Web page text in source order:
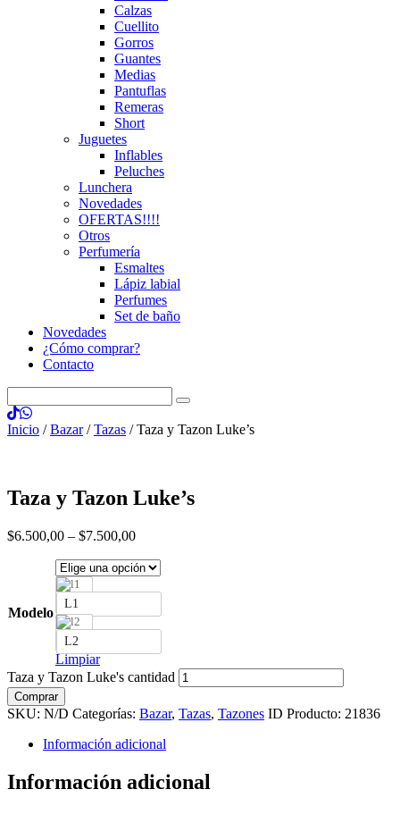
Calzas
Cuellito
Gorros
Guantes
Medias
Pantuflas
Remeras
Short
Juguetes
Inflables
Peluches
Lunchera
Novedades
OFERTAS!!!!
Otros
Perfumería
Esmaltes
Lápiz labial
Perfumes
Set de baño
Novedades
¿Cómo comprar?
Contacto
Inicio /Bazar/Tazas / Taza y Tazon Luke’s
Taza y Tazon Luke’s
$6.500,00 – $7.500,00
Modelo
L1
L2
Limpiar
Taza y Tazon Luke's cantidad
Comprar
SKU: N/D Categorías: Bazar, Tazas, Tazones ID Producto: 21836
Información adicional
Información adicional